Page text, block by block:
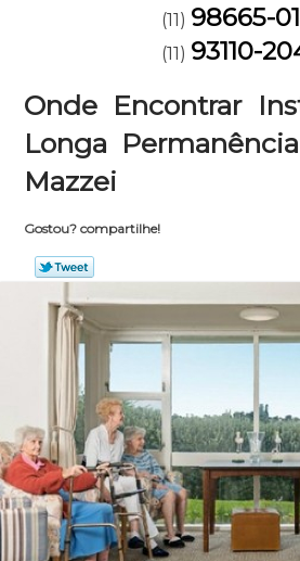
(11) 98665-
(11) 93110-
Onde Encontrar
Longa
Mazzei
Gostou? compartilhe!